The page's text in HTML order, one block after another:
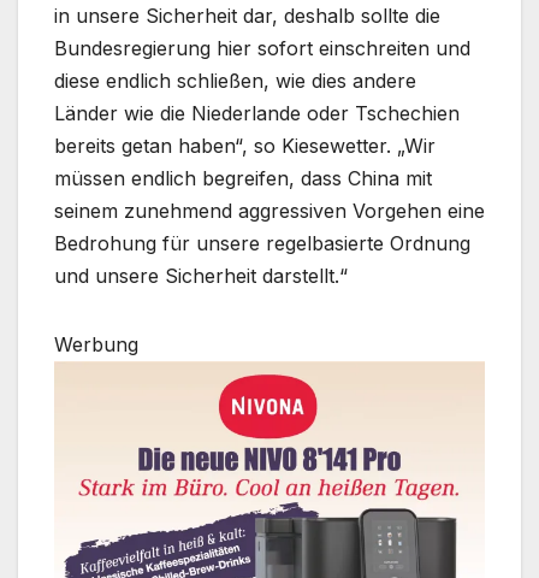
in unsere Sicherheit dar, deshalb sollte die
Bundesregierung hier sofort einschreiten und
diese endlich schließen, wie dies andere
Länder wie die Niederlande oder Tschechien
bereits getan haben“, so Kiesewetter. „Wir
müssen endlich begreifen, dass China mit
seinem zunehmend aggressiven Vorgehen eine
Bedrohung für unsere regelbasierte Ordnung
und unsere Sicherheit darstellt.“
Werbung